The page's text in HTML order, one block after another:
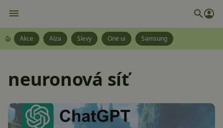
Akce Alza Slevy One ui Samsung
neuronová síť